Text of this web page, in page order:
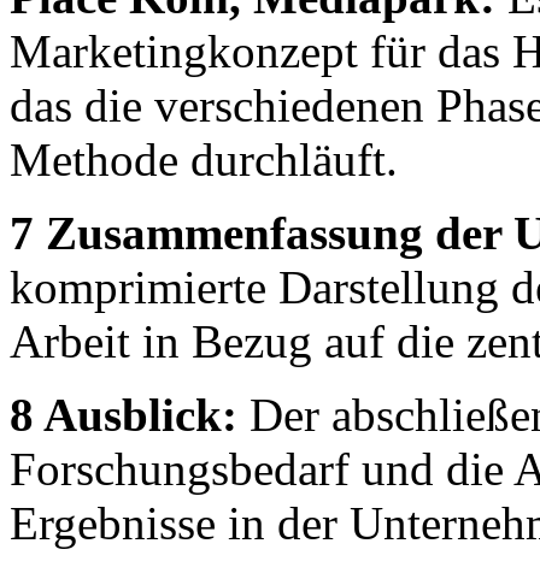
Marketingkonzept für das
das die verschiedenen
Methode durchläuft.
7 Zusammenfassung der
komprimierte Darstellung
Arbeit in Bezug auf die
8 Ausblick: Der
Forschungsbedarf und die
Ergebnisse in der